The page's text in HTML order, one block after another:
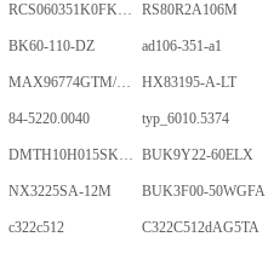
RCS060351K0FKEA RS80R2A106M
BK60-110-DZ ad106-351-a1
MAX96774GTM/V+ HX83195-A-LT
84-5220.0040 typ_6010.5374
DMTH10H015SK3Q BUK9Y22-60ELX
NX3225SA-12M BUK3F00-50WGFA
c322c512 C322C512dAG5TA